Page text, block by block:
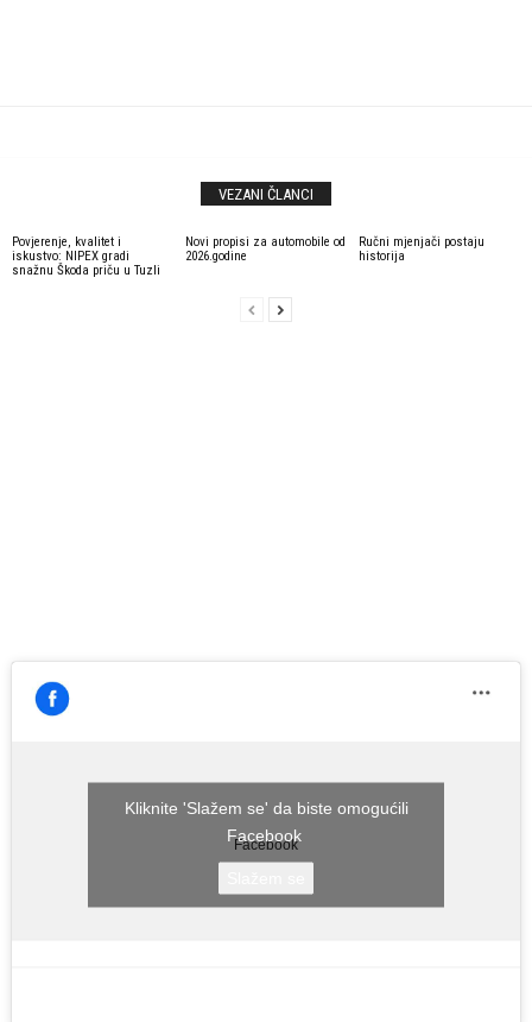
VEZANI ČLANCI
Povjerenje, kvalitet i
iskustvo: NIPEX gradi
snažnu Škoda priču u Tuzli
Novi propisi za automobile od
2026.godine
Ručni mjenjači postaju
historija
Facebook
Kliknite 'Slažem se' da biste omogućili
Facebook